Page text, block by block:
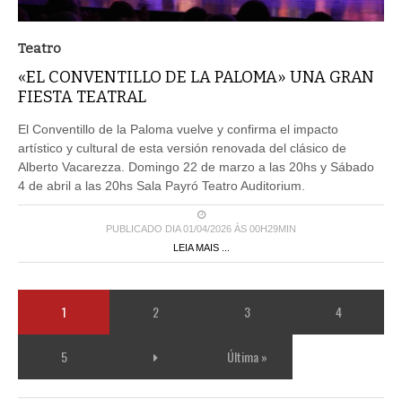
Teatro
«EL CONVENTILLO DE LA PALOMA» UNA GRAN
FIESTA TEATRAL
El Conventillo de la Paloma vuelve y confirma el impacto
artístico y cultural de esta versión renovada del clásico de
Alberto Vacarezza. Domingo 22 de marzo a las 20hs y Sábado
4 de abril a las 20hs Sala Payró Teatro Auditorium.
PUBLICADO DIA 01/04/2026 ÀS 00H29MIN
LEIA MAIS ...
1 2 3 4
5 Última »